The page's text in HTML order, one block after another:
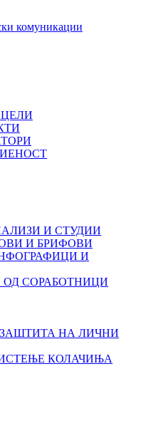
И СТУДИИ
И БРИФОВИ
И
ОД СОРАБОТНИЦИ
НА ЛИЧНИ
КОЛАЧИЊА